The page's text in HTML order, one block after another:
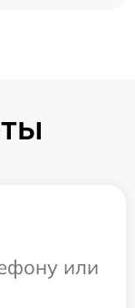
или